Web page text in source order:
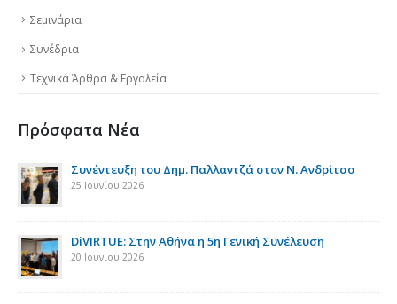
Σεμινάρια
Συνέδρια
Τεχνικά Άρθρα & Εργαλεία
Πρόσφατα Νέα
Συνέντευξη του Δημ. Παλλαντζά στον Ν. Ανδρίτσο
25 Ιουνίου 2026
DiVIRTUE: Στην Αθήνα η 5η Γενική Συνέλευση
20 Ιουνίου 2026